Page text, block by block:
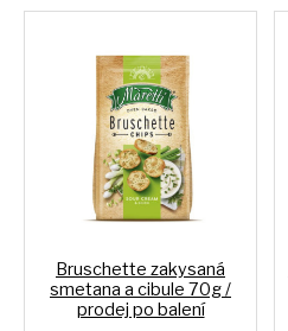
Bruschette zakysaná
smetana a cibule 70g /
prodej po balení